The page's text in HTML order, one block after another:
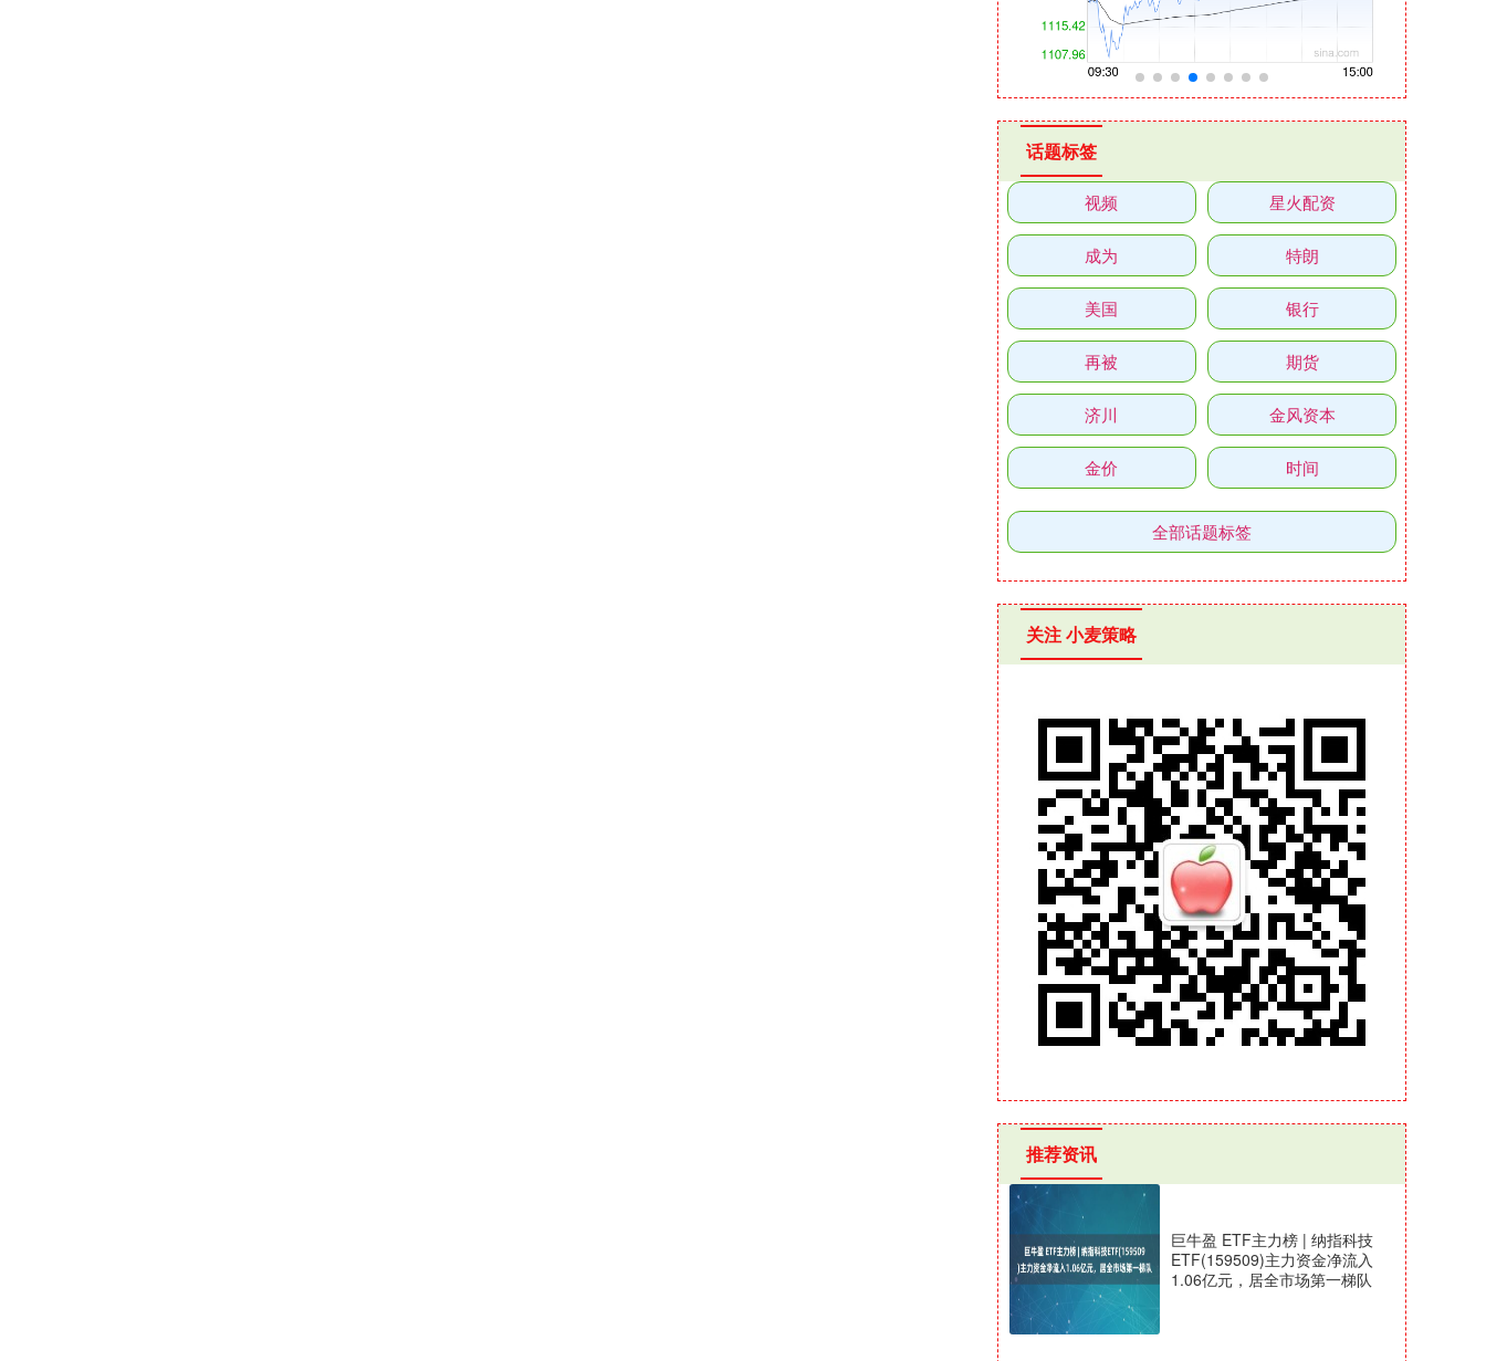
话题标签
视频 星火配资
成为 特朗
美国 银行
再被 期货
济川 金风资本
金价 时间
全部话题标签
关注 小麦策略
推荐资讯
巨牛盈 ETF主力榜 | 纳指科技
ETF(159509)主力资金净流入
1.06亿元，居全市场第一梯队